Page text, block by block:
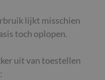
lijkt misschien
toch oplopen.
uit van toestellen